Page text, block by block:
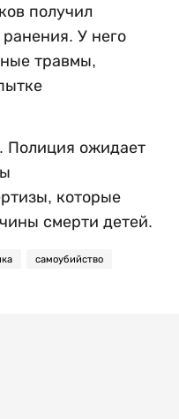
получил
У него
травмы,
Полиция ожидает
которые
смерти детей.
самоубийство